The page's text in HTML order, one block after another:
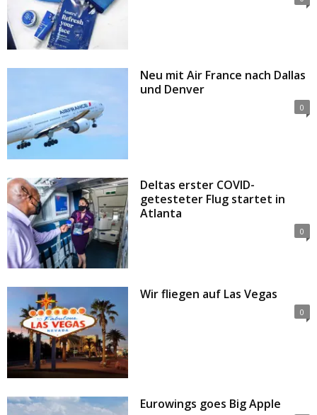
Neu mit Air France nach Dallas
und Denver
0
Deltas erster COVID-
getesteter Flug startet in
Atlanta
0
Wir fliegen auf Las Vegas
0
Eurowings goes Big Apple